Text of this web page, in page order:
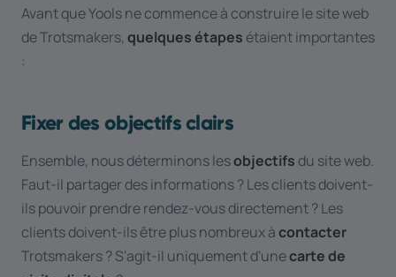
Avant que Yools ne commence à construire le site web
de Trotsmakers, quelques étapes étaient importantes
:
Fixer des objectifs clairs
Ensemble, nous déterminons lesobjectifs du site web.
Faut-il partager des informations ? Les clients doivent-
ils pouvoir prendre rendez-vous directement ? Les
clients doivent-ils être plus nombreux àcontacter
Trotsmakers ? S'agit-il uniquement d'unecarte de